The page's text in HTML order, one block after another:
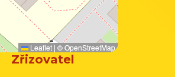
Leaflet | ©OpenStreetMap
Zřizovatel